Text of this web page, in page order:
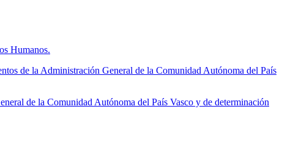
Humanos.
de la Administración General de la Comunidad Autónoma del País
de la Comunidad Autónoma del País Vasco y de determinación